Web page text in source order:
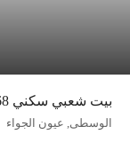
بيت شعبي سكني 595.68م حي روض الجواء – عيون الجواء
الوسطى, عيون الجواء